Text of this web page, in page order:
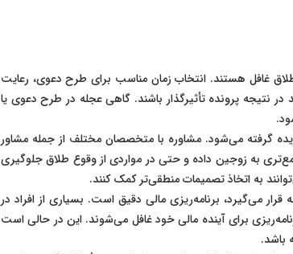
غافل هستند. انتخاب زمان مناسب برای طرح دعوی، رعایت
نتیجه پرونده تأثیرگذار باشند. گاهی عجله در طرح دعوی یا
گرفته می‌شود. مشاوره با متخصصان مختلف از جمله مشاور
به زوجین داده و حتی در مواردی از وقوع طلاق جلوگیری
به اتخاذ تصمیمات منطقی‌تر کمک کنند.
می‌گیرد، برنامه‌ریزی مالی دقیق است. بسیاری از افراد در
برای آینده مالی خود غافل می‌شوند. این در حالی است
باشد.